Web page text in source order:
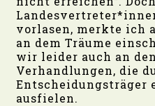
vorlasen, merkte ich
an dem Träume
wir leider auch an
Verhandlungen, die
Entscheidungsträger
ausfielen.